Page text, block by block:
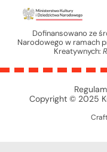
Dofinansowano ze
Narodowego w ramach
Kreatywnych:
Copyright © 2025